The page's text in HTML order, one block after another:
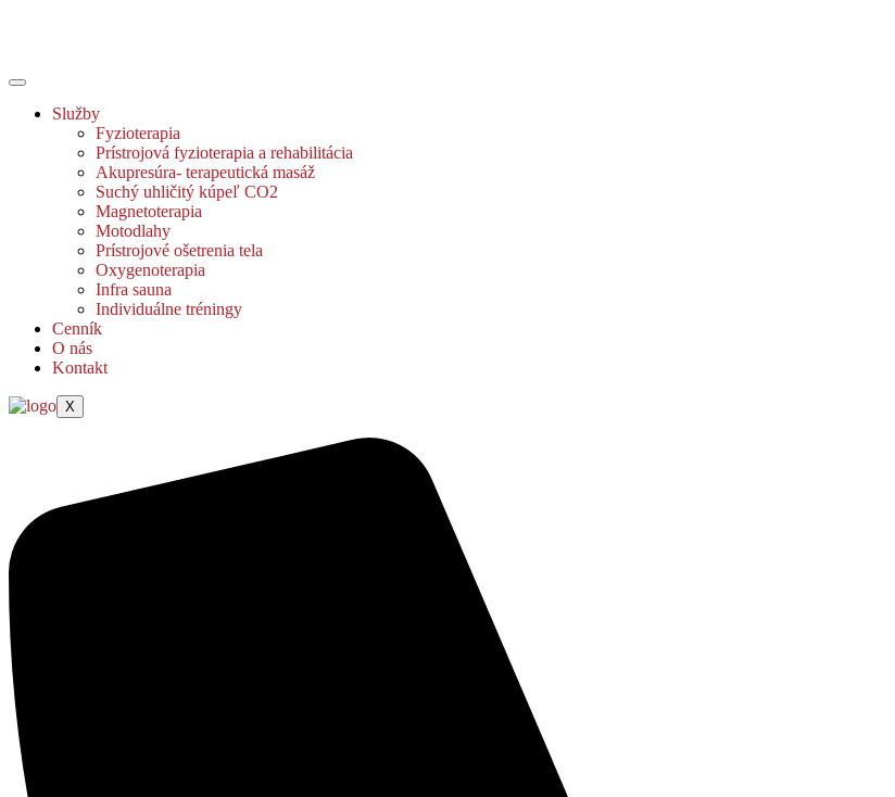
Služby
Fyzioterapia
Prístrojová fyzioterapia a rehabilitácia
Akupresúra- terapeutická masáž
Suchý uhličitý kúpeľ CO2
Magnetoterapia
Motodlahy
Prístrojové ošetrenia tela
Oxygenoterapia
Infra sauna
Individuálne tréningy
Cenník
O nás
Kontakt
X